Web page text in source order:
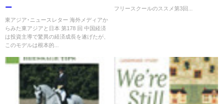
ー
東アジア･ニュースレター 海外メディアか
らみた東アジアと日本 第178 回 中国経済
は投資主導で驚異の経済成長を遂げたが、
このモデルは根本的...
フリースクールのススメ第3回...